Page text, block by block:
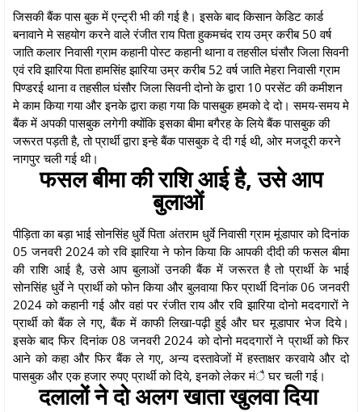
जिसकी बैंक पास बुक में एन्ट्री भी की गई है। इसके बाद किसान केडिट कार्ड
बनावाने मे सहयोग करने वाले रंजीत राय पिता हुकमचंद राय उम्र करीब 50 वर्ष
जाति कलार निवासी ग्राम कहानी पोस्ट कहानी थाना व तहसील घंसौर जिला सिवनी
एवं रवि झारिया पिता हामसिंह झारिया उम्र करीब 52 वर्ष जाति मेहरा निवासी ग्राम
पिण्डरई थाना व तहसील घंसौर जिला सिवनी दोनो के द्वारा 10 परसेंट की कमीशन
मे काम किया गया और इनके द्वारा कहा गया कि पासबुक हमको दे दो। समय-समय मे
बैंक में अपकी पासबुक लगेगी क्योंकि इसका बीमा बगैरह के लिये बैंक पासबुक की
जरूरत पड़ती है, तो प्रार्थी द्वारा इन्हे बैंक पासबुक दे दी गई थी, ओर मजदूरी करने
नागपुर चली गई थी।
फसल बीमा की राशि आई है, उसे आप
बुलाओं
पीड़िता का बड़ा भाई सोनसिंह धुर्वे पिता अंतराम धुर्वे निवासी ग्राम मूंडापार को दिनांक
05 जनवरी 2024 को रवि झारिया ने फोन किया कि आपकी दीदी की फसल बीमा
की राशि आई है, उसे आप बुलाओं उनकी बैंक में जरूरत है तो प्रार्थी के भाई
सोनसिंह धुर्वे ने प्रार्थी को फोन किया और बुलवाया फिर प्रार्थी दिनांक 06 जनवरी
2024 को कहानी गई और वहां पर रंजीत राय और रवि झारिया दोनो मददगारों ने
प्रार्थी को बैंक ले गए, बैंक में काफी लिखा-पढ़ी हुई और घर मूडापार भेज दिये।
इसके बाद फिर दिनांक 08 जनवरी 2024 को दोनो मददगारों ने प्रार्थी को फिर
आने को कहा और फिर बैंक ले गए, अन्य दस्तावेजों में हस्ताक्षर करवाये और दो
पासबुक और एक हजार रुपए प्रार्थी को दिये, इनको लेकर मंै घर चली गई।
दलालों ने दो अलग खाता खुलवा दिया